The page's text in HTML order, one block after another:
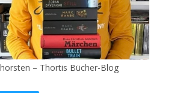
– Thortis Bücher-Blog